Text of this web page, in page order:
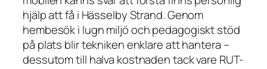
hjälp att få i Hässelby Strand. Genom
hembesök i lugn miljö och pedagogiskt stöd
på plats blir tekniken enklare att hantera –
dessutom till halva kostnaden tack vare RUT-